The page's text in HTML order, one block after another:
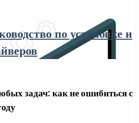
по установке и
задач: как не ошибиться с